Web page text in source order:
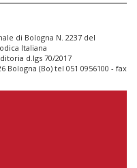
di Bologna N. 2237 del
Italiana
d.lgs 70/2017
(Bo) tel 051 0956100 - fax